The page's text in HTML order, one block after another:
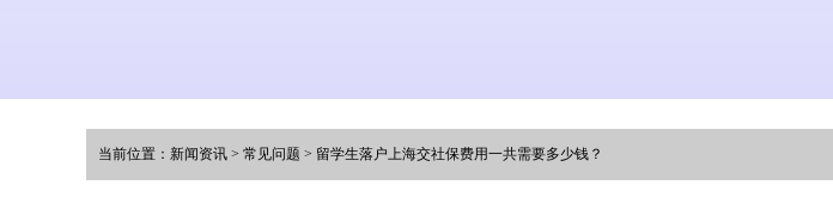
当前位置： 新闻资讯 > 常见问题 > 留学生落户上海交社保费用一共需要多少钱？